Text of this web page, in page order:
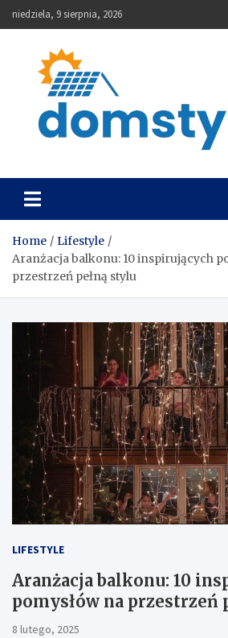
Skip
to
niedziela, 9 sierpnia, 2026
DomStylo
Home
Lifestyle
Aranżacja balkonu: 10 inspirujących
przestrzeń pełną stylu
LIFESTYLE
Aranżacja balkonu: 10
pomysłów na przestrzeń
8 lutego, 2025